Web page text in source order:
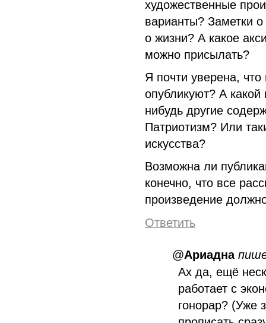
художественные
варианты? Заметки
о жизни? А какое
можно присылать?
Я почти уверена,
опубликуют? А какой
нибудь другие
Патриотизм? Или
искусства?
Возможна ли
конечно, что все
произведение
Ответить
@Ариадна
Ах да, ещё
работает с
гонорар? (Уже